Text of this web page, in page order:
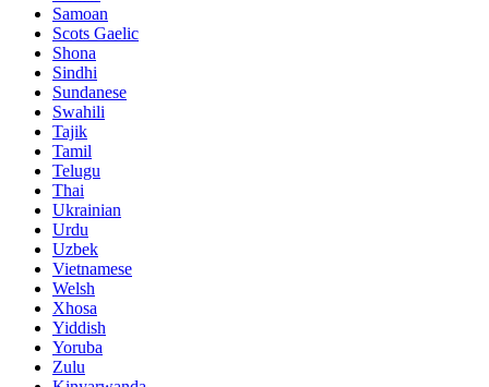
Samoan
Scots Gaelic
Shona
Sindhi
Sundanese
Swahili
Tajik
Tamil
Telugu
Thai
Ukrainian
Urdu
Uzbek
Vietnamese
Welsh
Xhosa
Yiddish
Yoruba
Zulu